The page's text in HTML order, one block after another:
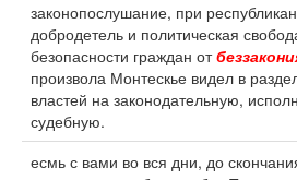
законопослушание, при
добродетель и политическая
безопасности граждан от
произвола Монтескье видел в
властей на законодательную,
судебную.
есмь с вами во вся дни, до